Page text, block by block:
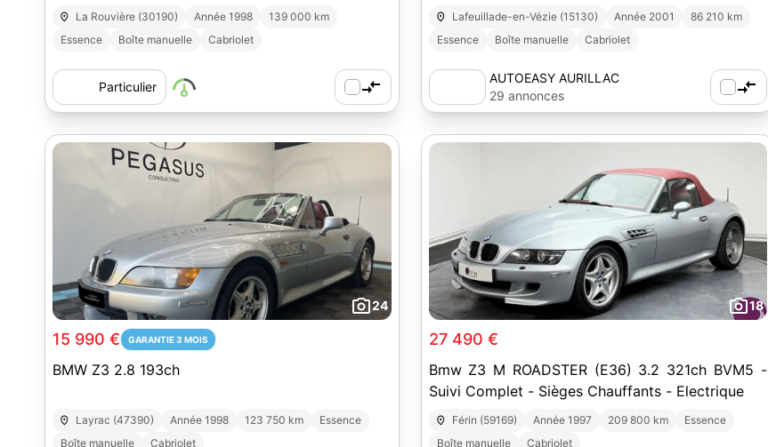
La Rouvière (30190) Année 1998
139 000 km
Essence
Boîte manuelle Cabriolet
Particulier
Lafeuillade-en-Vézie (15130) Année 2001
86 210 km
Essence
Boîte manuelle Cabriolet
AUTOEASY AURILLAC
29 annonces
24
15 990 € GARANTIE 3 MOIS
BMW Z3 2.8 193ch
Layrac (47390) Année 1998 123 750 km
Essence
Boîte manuelle
Cabriolet
18
27 490 €
Bmw Z3 M ROADSTER (E36) 3.2 321ch BVM5 -
Suivi Complet - Sièges Chauffants - Electrique
Férin (59169) Année 1997 209 800 km
Essence
Boîte manuelle
Cabriolet